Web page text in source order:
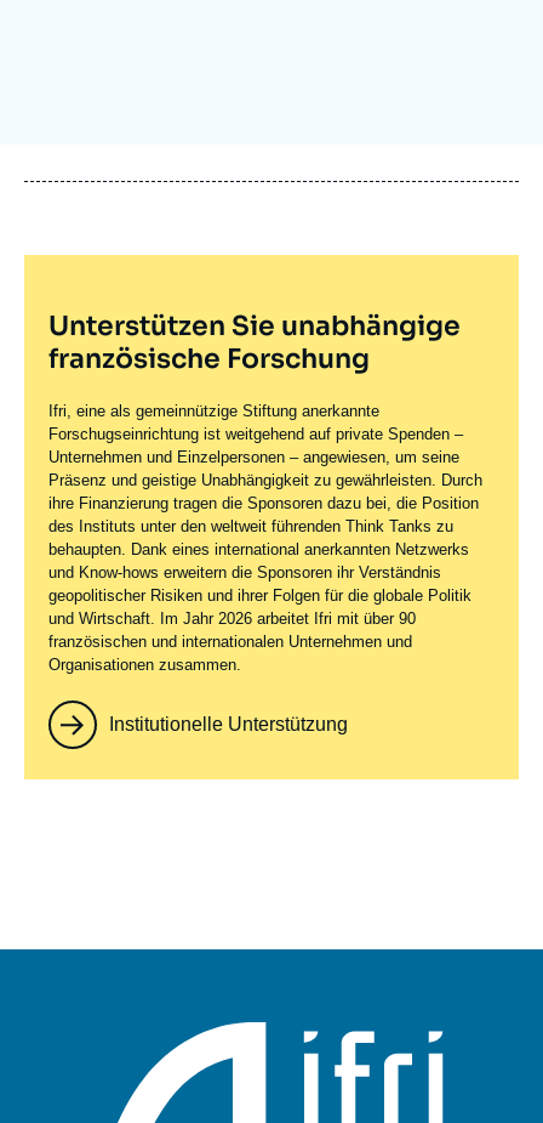
Unterstützen Sie unabhängige
französische Forschung
Ifri, eine als gemeinnützige Stiftung anerkannte
Forschugseinrichtung ist weitgehend auf private Spenden –
Unternehmen und Einzelpersonen – angewiesen, um seine
Präsenz und geistige Unabhängigkeit zu gewährleisten. Durch
ihre Finanzierung tragen die Sponsoren dazu bei, die Position
des Instituts unter den weltweit führenden Think Tanks zu
behaupten. Dank eines international anerkannten Netzwerks
und Know-hows erweitern die Sponsoren ihr Verständnis
geopolitischer Risiken und ihrer Folgen für die globale Politik
und Wirtschaft. Im Jahr 2026 arbeitet Ifri mit über 90
französischen und internationalen Unternehmen und
Organisationen zusammen.
Institutionelle Unterstützung